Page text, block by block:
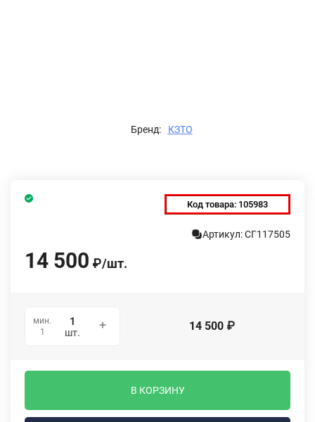
Бренд: КЗТО
Код товара: 105983
Артикул: СГ117505
14 500 ₽/шт.
мин.
1
шт. 14 500 ₽
В КОРЗИНУ